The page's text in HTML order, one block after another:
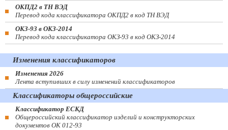
ОКПД2 в ТН ВЭД
Перевод кода классификатора ОКПД2 в код ТН ВЭД
ОКЗ-93 в ОКЗ-2014
Перевод кода классификатора ОКЗ-93 в код ОКЗ-2014
Изменения классификаторов
Изменения 2026
Лента вступивших в силу изменений классификаторов
Классификаторы общероссийские
Классификатор ЕСКД
Общероссийский классификатор изделий и конструкторских
документов ОК 012-93